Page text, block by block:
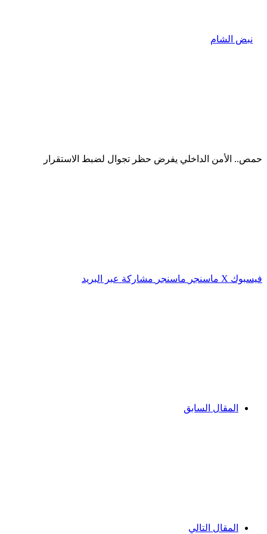
حمص.. الأمن الداخلي يفرض حظر تجوال لضبط الاستقرار
فيسبوك ‫X ماسنجر ماسنجر مشاركة عبر البريد
المقال السابق
المقال التالي